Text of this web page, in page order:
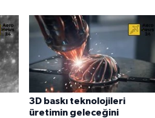
3D baskı teknolojileri
üretimin geleceğini